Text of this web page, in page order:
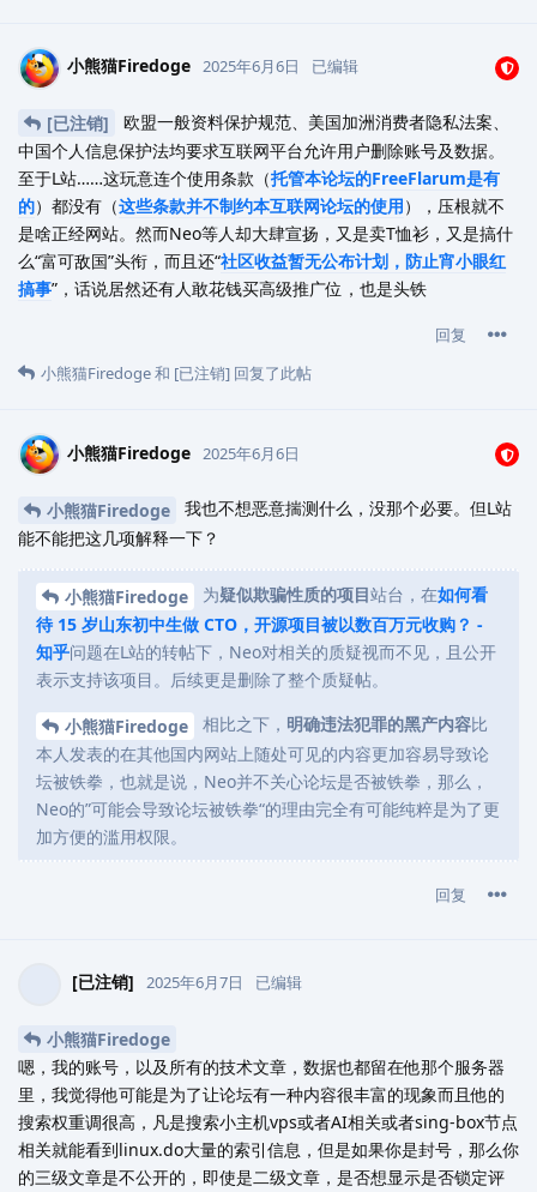
小熊猫Firedoge 2025年6月6日 已编辑
[已注销]
欧盟一般资料保护规范、美国加洲消费者隐私法案、
中国个人信息保护法均要求互联网平台允许用户删除账号及数据。
至于L站……这玩意连个使用条款（托管本论坛的FreeFlarum是有
的）都没有（这些条款并不制约本互联网论坛的使用），压根就不
是啥正经网站。然而Neo等人却大肆宣扬，又是卖T恤衫，又是搞什
么“富可敌国”头衔，而且还“社区收益暂无公布计划，防止宵小眼红
搞事”，话说居然还有人敢花钱买高级推广位，也是头铁
回复
小熊猫Firedoge和 [已注销] 回复了此帖
小熊猫Firedoge 2025年6月6日
小熊猫Firedoge
我也不想恶意揣测什么，没那个必要。但L站
能不能把这几项解释一下？
小熊猫Firedoge 为疑似欺骗性质的项目站台，在如何看
待 15 岁山东初中生做 CTO，开源项目被以数百万元收购？ -
知乎问题在L站的转帖下，Neo对相关的质疑视而不见，且公开
表示支持该项目。后续更是删除了整个质疑帖。
小熊猫Firedoge 相比之下， 明确违法犯罪的黑产内容比
本人发表的在其他国内网站上随处可见的内容更加容易导致论
坛被铁拳，也就是说，Neo并不关心论坛是否被铁拳，那么，
Neo的”可能会导致论坛被铁拳“的理由完全有可能纯粹是为了更
加方便的滥用权限。
回复
[已注销] 2025年6月7日 已编辑
小熊猫Firedoge
嗯，我的账号，以及所有的技术文章，数据也都留在他那个服务器
里，我觉得他可能是为了让论坛有一种内容很丰富的现象而且他的
搜索权重调很高，凡是搜索小主机vps或者AI相关或者sing-box节点
相关就能看到linux.do大量的索引信息，但是如果你是封号，那么你
的三级文章是不公开的，即使是二级文章，是否想显示是否锁定评